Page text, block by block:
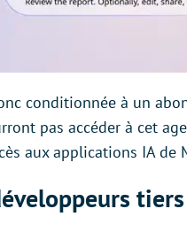
conditionnée à un
pas accéder à cet
aux applications IA
tiers